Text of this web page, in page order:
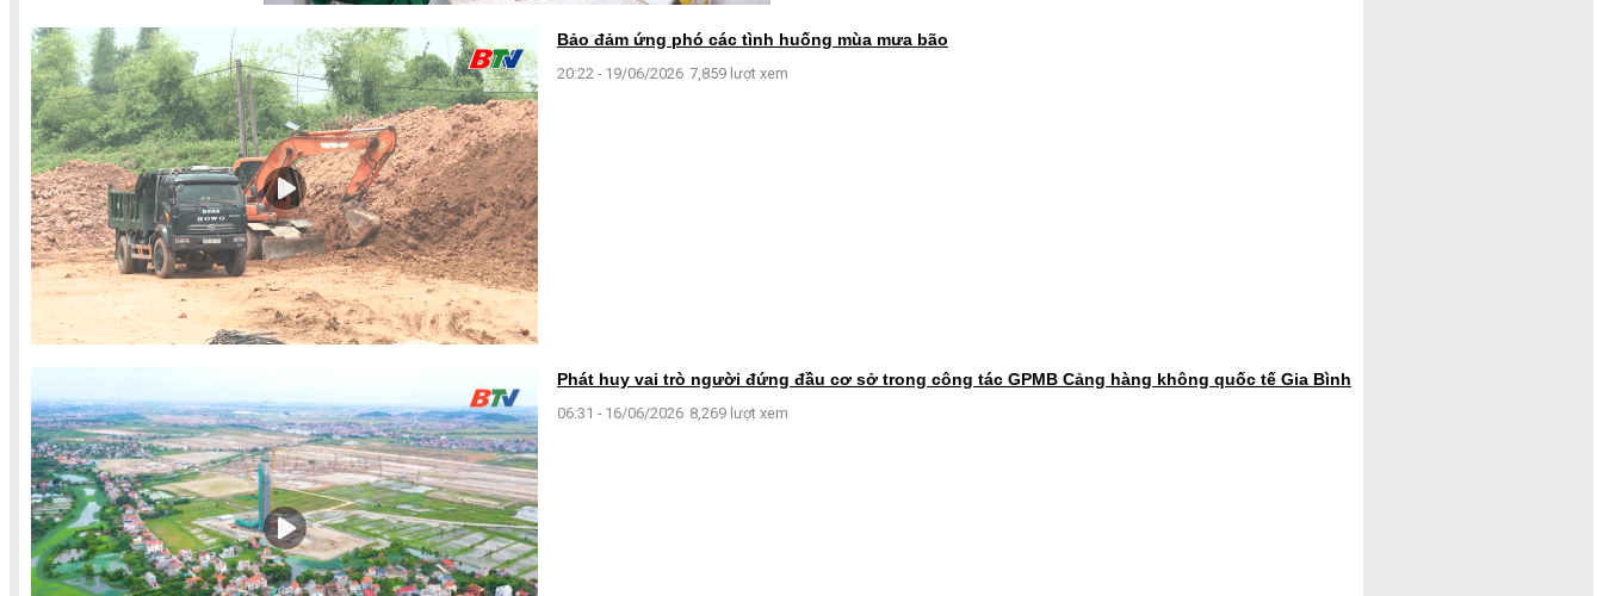
Bảo đảm ứng phó các tình huống mùa mưa bão
20:22 - 19/06/2026 7,859 lượt xem
Phát huy vai trò người đứng đầu cơ sở trong công tác GPMB Cảng hàng không quốc tế Gia Bình
06:31 - 16/06/2026 8,269 lượt xem